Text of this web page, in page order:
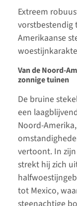
Extreem
vorstbestendig
Amerikaanse
Van de Noord-
zonnige tuinen
De bruine
een
Noord-
vertoont. In
strekt hij zich
tot Mexico,